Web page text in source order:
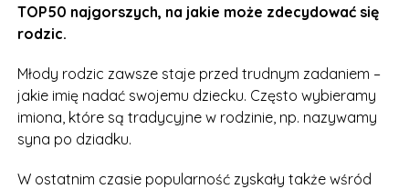
TOP50 najgorszych, na jakie może zdecydować się
rodzic.
Młody rodzic zawsze staje przed trudnym zadaniem –
jakie imię nadać swojemu dziecku. Często wybieramy
imiona, które są tradycyjne w rodzinie, np. nazywamy
syna po dziadku.
W ostatnim czasie popularność zyskały także wśród